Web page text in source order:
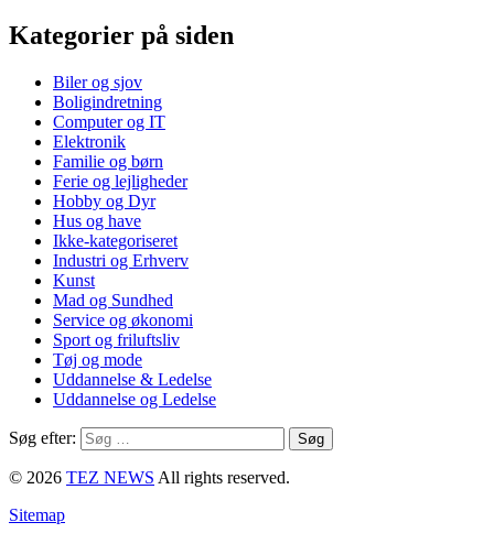
Kategorier på siden
Biler og sjov
Boligindretning
Computer og IT
Elektronik
Familie og børn
Ferie og lejligheder
Hobby og Dyr
Hus og have
Ikke-kategoriseret
Industri og Erhverv
Kunst
Mad og Sundhed
Service og økonomi
Sport og friluftsliv
Tøj og mode
Uddannelse & Ledelse
Uddannelse og Ledelse
Søg efter:
© 2026 TEZ NEWS All rights reserved.
Sitemap